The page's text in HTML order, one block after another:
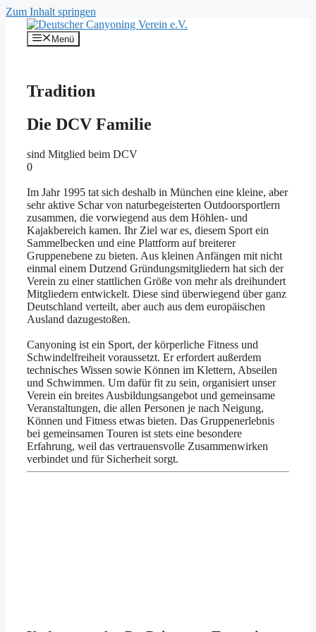
Zum Inhalt springen
Menü
Tradition
Die DCV Familie
sind Mitglied beim DCV
0
Im Jahr 1995 tat sich deshalb in München eine kleine, aber
sehr aktive Schar von naturbegeisterten Outdoorsportlern
zusammen, die vorwiegend aus dem Höhlen- und
Kajakbereich kamen. Ihr Ziel war es, diesem Sport ein
Sammelbecken und eine Plattform auf breiterer
Gruppenebene zu bieten. Aus kleinen Anfängen mit nicht
einmal einem Dutzend Gründungsmitgliedern hat sich der
Verein zu einer stattlichen Größe von mehr als dreihundert
Mitgliedern entwickelt. Diese sind überwiegend über ganz
Deutschland verteilt, aber auch aus dem europäischen
Ausland dazugestoßen.
Canyoning ist ein Sport, der körperliche Fitness und
Schwindelfreiheit voraussetzt. Er erfordert außerdem
technisches Wissen sowie Können im Klettern, Abseilen
und Schwimmen. Um dafür fit zu sein, organisiert unser
Verein ein breites Ausbildungsangebot und gemeinsame
Veranstaltungen, die allen Personen je nach Neigung,
Können und Fitness etwas bieten. Das Gruppenerlebnis
bei gemeinsamen Touren ist stets eine besondere
Erfahrung, weil das vertrauensvolle Zusammenwirken
verbindet und für Sicherheit sorgt.